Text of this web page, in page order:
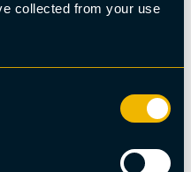
collected from your use